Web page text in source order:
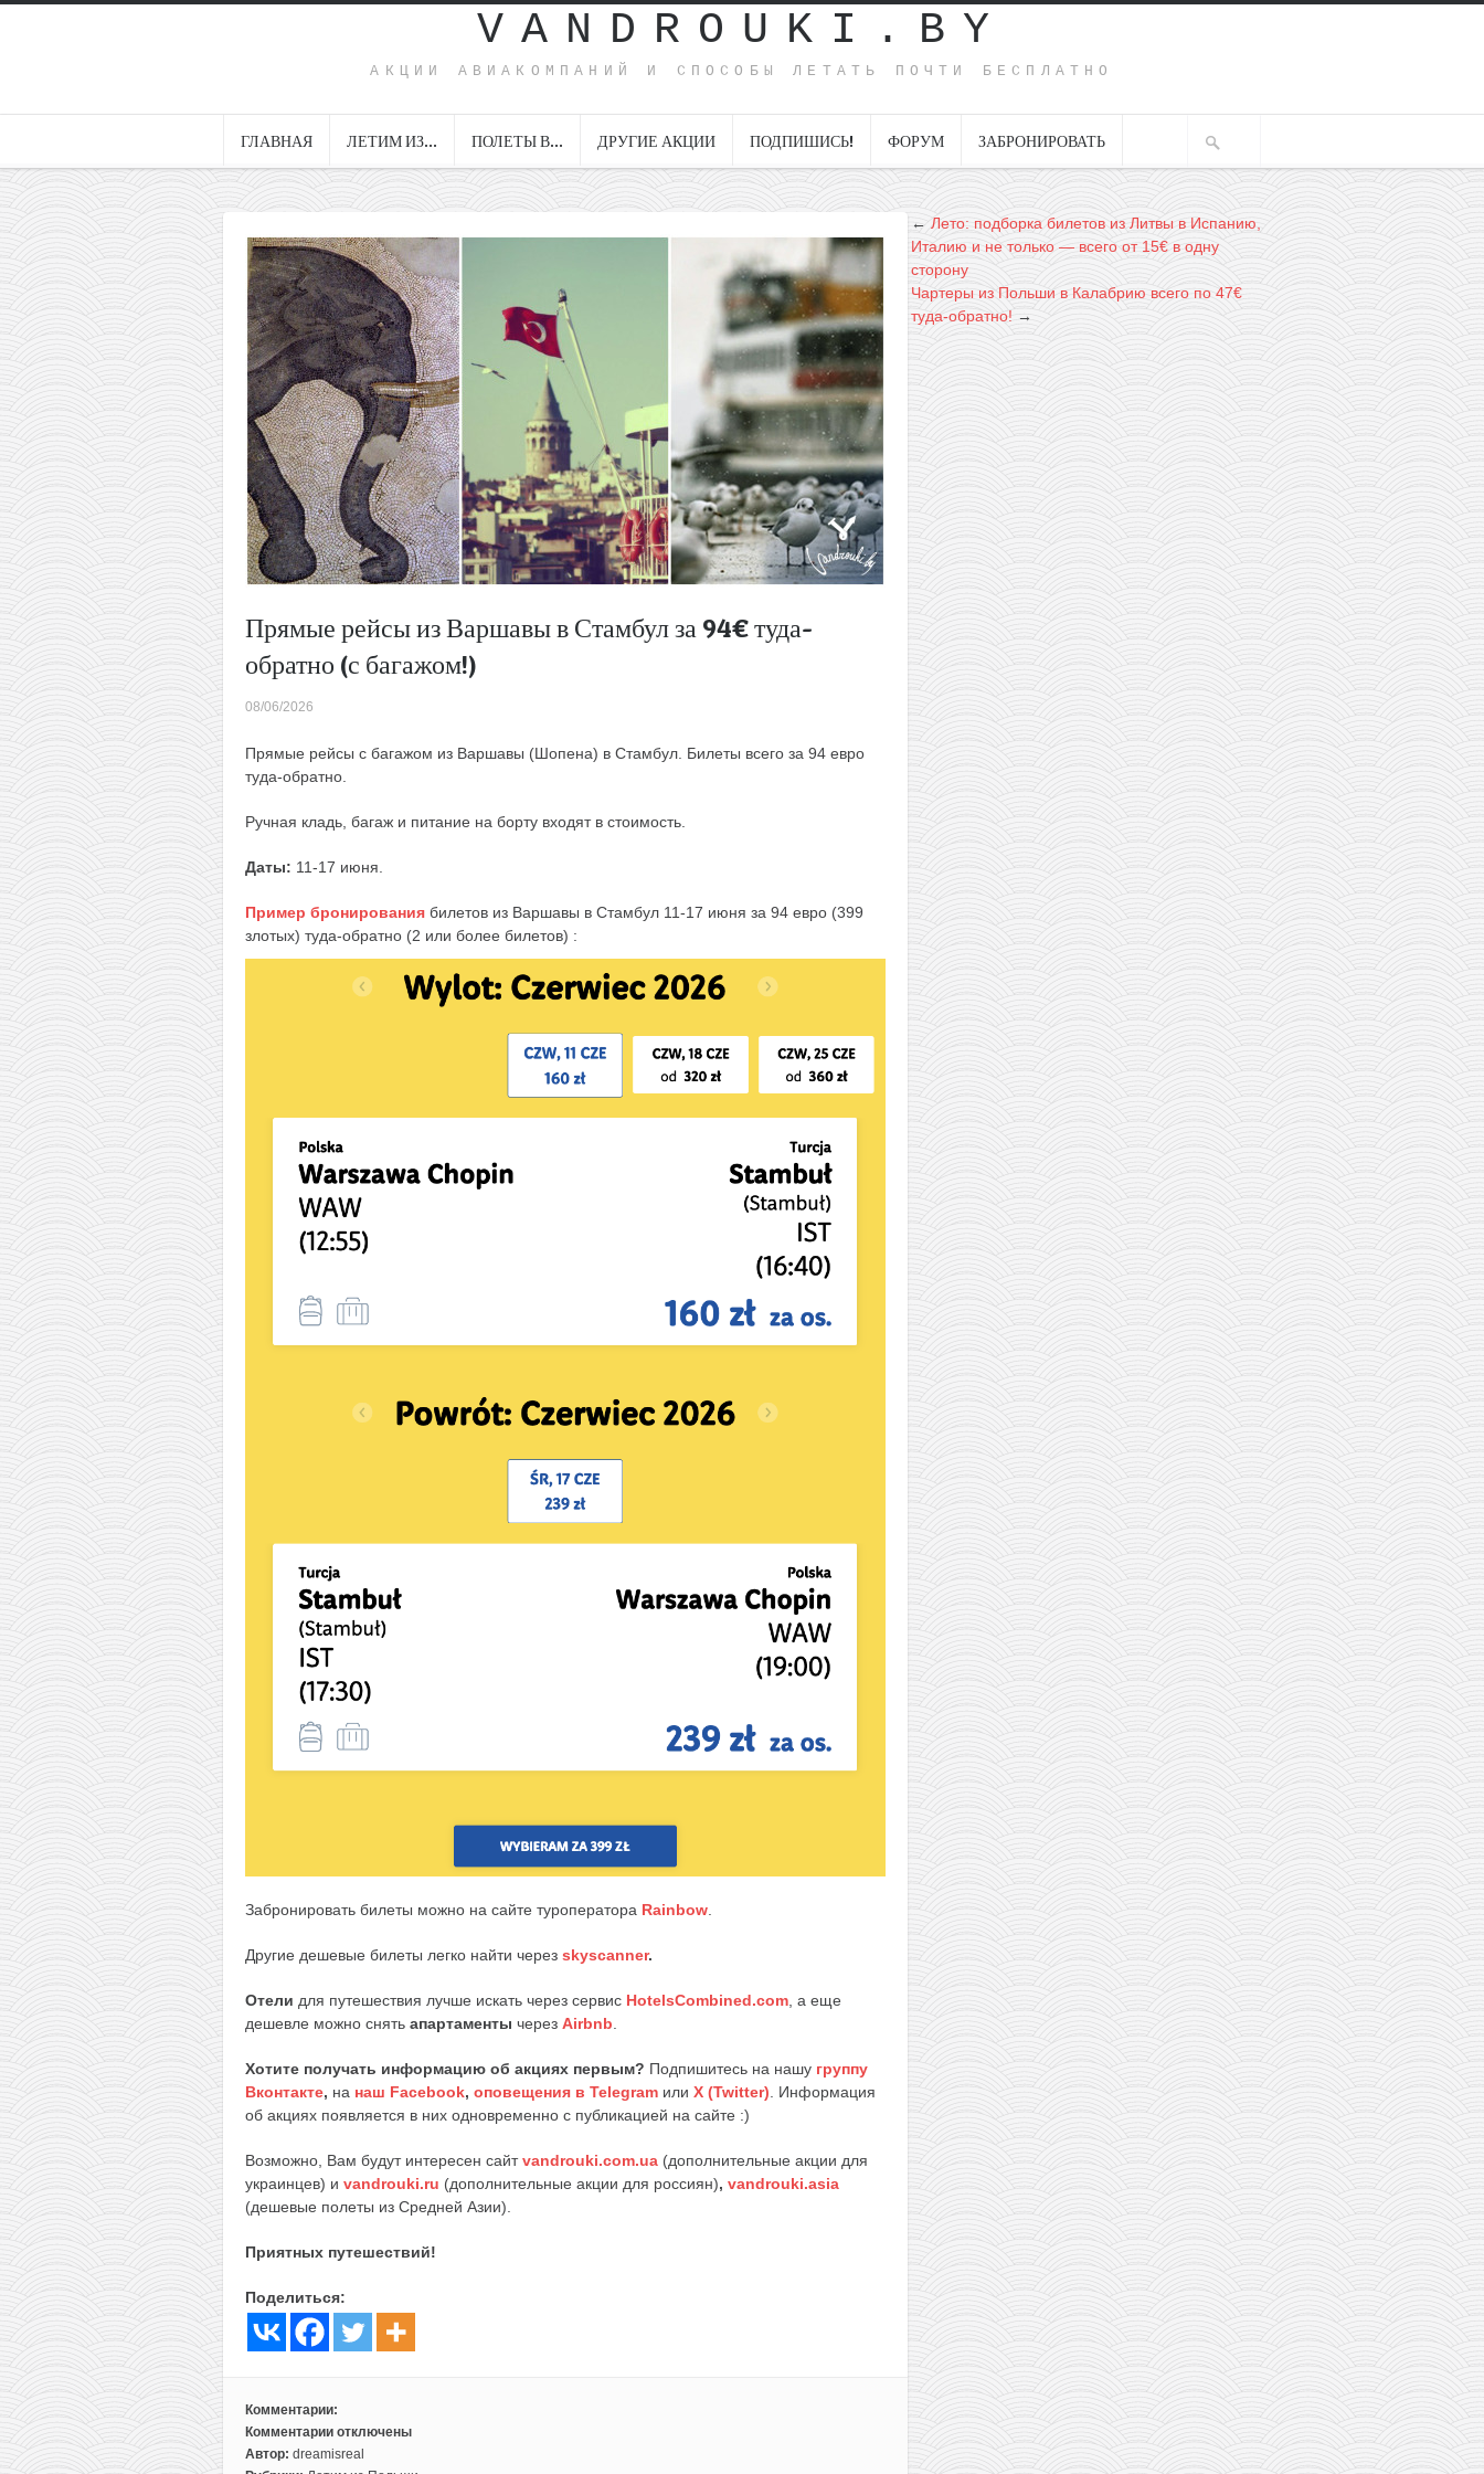
VANDROUKI.BY
АКЦИИ АВИАКОМПАНИЙ И СПОСОБЫ ЛЕТАТЬ ПОЧТИ БЕСПЛАТНО
ГЛАВНАЯ ЛЕТИМ ИЗ… ПОЛЕТЫ В… ДРУГИЕ АКЦИИ ПОДПИШИСЬ! ФОРУМ ЗАБРОНИРОВАТЬ
Прямые рейсы из Варшавы в Стамбул за 94€ туда-
обратно (с багажом!)
08/06/2026
Прямые рейсы с багажом из Варшавы (Шопена) в Стамбул. Билеты всего за 94 евро
туда-обратно.
Ручная кладь, багаж и питание на борту входят в стоимость.
Даты: 11-17 июня.
Пример бронирования билетов из Варшавы в Стамбул 11-17 июня за 94 евро (399
злотых) туда-обратно (2 или более билетов) :
Забронировать билеты можно на сайте туроператора Rainbow
Другие дешевые билеты легко найти через skyscanner.
Отели для путешествия лучше искать через сервис HotelsCombined.com , а еще
дешевле можно снять апартаменты через Airbnb
Хотите получать информацию об акциях первым? Подпишитесь на нашу группу
Вконтакте, на наш Facebook, оповещения в Telegram или X (Twitter) . Информация
об акциях появляется в них одновременно с публикацией на сайте :)
Возможно, Вам будут интересен сайтvandrouki.com.ua (дополнительные акции для
украинцев) и vandrouki.ru (дополнительные акции для россиян), vandrouki.asia
(дешевые полеты из Средней Азии).
Приятных путешествий!
Поделиться:
Комментарии:
Комментарии
к
отключены
Автор: dreamisreal
←Лето: подборка билетов из Литвы в Испанию,
Италию и не только — всего от 15€ в одну
сторону
Чартеры из Польши в Калабрию всего по 47€
туда-обратно! →